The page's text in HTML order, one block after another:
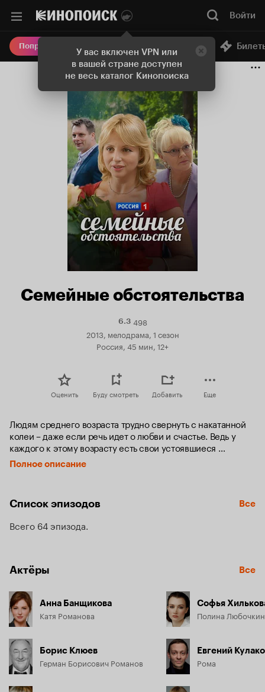
У вас включен VPN или
в вашей стране доступен
не весь каталог Кинопоиска
Войти
Попробовать Плюс Онлайн-кинотеатр
Семейные обстоятельства
6.3Рейтинг
Кинопоиска
6.3
498
2013, мелодрама, 1 сезон
Россия, 45 мин, 12+
Оценить Буду смотреть Добавить Еще
Людям среднего возраста трудно свернуть с накатанной
колеи – даже если речь идет о любви и счастье. Ведь у
каждого к этому возрасту есть свои устоявшиеся
привычки, большие планы на будущее, твердые убеждения
и разнообразные «семейные обстоятельства». И главный
жизни есть еще куча беспокойных родственников,
на заботливых родичей, построить свое счастье?
Полное описание
Список эпизодов Все
Всего 64 эпизода
Актёры Все
Анна Банщикова
Катя Романова
Борис Клюев
Герман Борисович Романов
Софья
Полина
Евгений
Рома